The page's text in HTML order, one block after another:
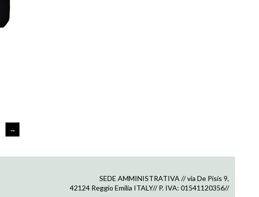
SEDE AMMINISTRATIVA // via De Pisis 9,
42124 Reggio Emilia ITALY// P. IVA: 01541120356//